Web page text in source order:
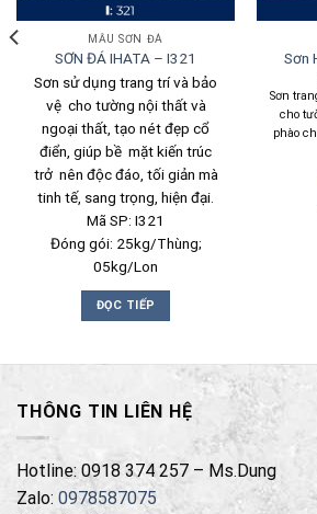
MẪU SƠN ĐÁ
SƠN ĐÁ IHATA – I321
Sơn sử dụng trang trí và bảo
vệ cho tường nội thất và
ngoại thất, tạo nét đẹp cổ
điển, giúp bề mặt kiến trúc
trở nên độc đáo, tối giản mà
tinh tế, sang trọng, hiện đại.
Mã SP: I321
Đóng gói: 25kg/Thùng;
05kg/Lon
ĐỌC TIẾP
Sơn
Sơn
cho
phào
THÔNG TIN LIÊN HỆ
Hotline: 0918 374 257 – Ms.Dung
Zalo: 0978587075